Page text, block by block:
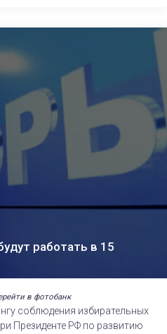
работать в 15
в фотобанк
соблюдения избирательных
Президенте РФ по развитию